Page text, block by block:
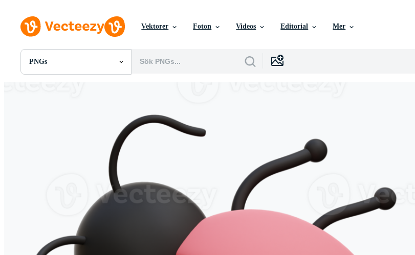
Vektorer Foton Videos Editorial Mer
PNGs
Alla Bilder
Redaktionella Evenemang